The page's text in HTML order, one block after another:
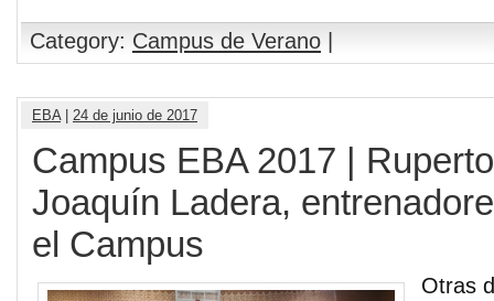
Category: Campus de Verano
EBA| 24 de junio de 2017
Campus EBA 2017 |
Joaquín Ladera,
el Campus
Otras